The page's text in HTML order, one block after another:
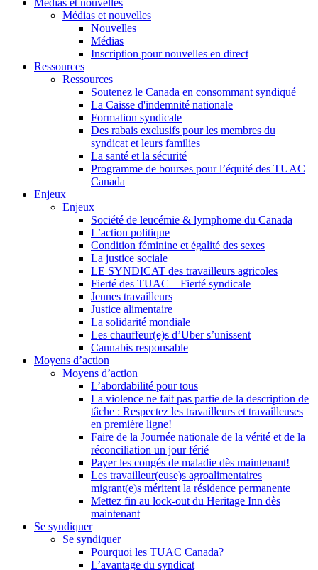
Médias et nouvelles
Nouvelles
Médias
Inscription pour nouvelles en direct
Ressources
Ressources
Soutenez le Canada en consommant syndiqué
La Caisse d'indemnité nationale
Formation syndicale
Des rabais exclusifs pour les membres du
syndicat et leurs families
La santé et la sécurité
Programme de bourses pour l’équité des TUAC
Canada
Enjeux
Enjeux
Société de leucémie & lymphome du Canada
L’action politique
Condition féminine et égalité des sexes
La justice sociale
LE SYNDICAT des travailleurs agricoles
Fierté des TUAC – Fierté syndicale
Jeunes travailleurs
Justice alimentaire
La solidarité mondiale
Les chauffeur(e)s d’Uber s’unissent
Cannabis responsable
Moyens d’action
Moyens d’action
L’abordabilité pour tous
La violence ne fait pas partie de la description de
tâche : Respectez les travailleurs et travailleuses
en première ligne!
Faire de la Journée nationale de la vérité et de la
réconciliation un jour férié
Payer les congés de maladie dès maintenant!
Les travailleur(euse)s agroalimentaires
migrant(e)s méritent la résidence permanente
Mettez fin au lock-out du Heritage Inn dès
maintenant
Se syndiquer
Se syndiquer
Pourquoi les TUAC Canada?
L’avantage du syndicat